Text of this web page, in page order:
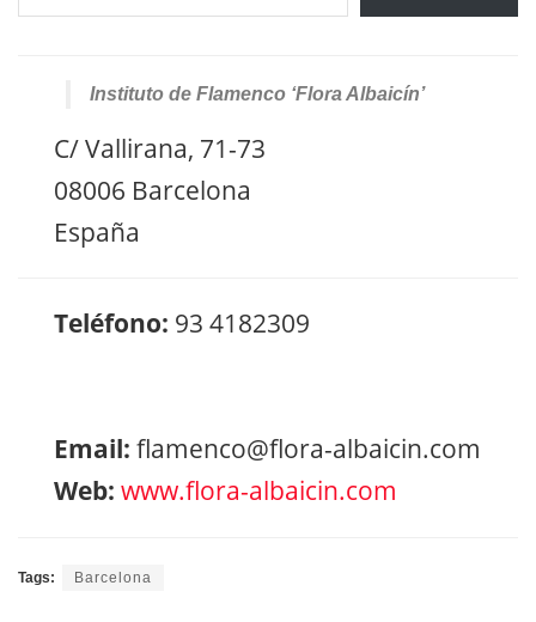
Instituto de Flamenco ‘Flora Albaicín’
C/ Vallirana, 71-73
08006 Barcelona
España
Teléfono: 93 4182309
Email: flamenco@flora-albaicin.com
Web: www.flora-albaicin.com
Tags: Barcelona